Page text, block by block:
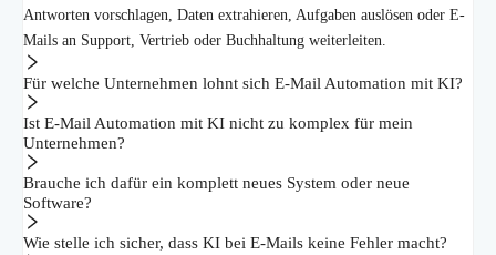
Antworten vorschlagen, Daten extrahieren, Aufgaben auslösen oder E-
Mails an Support, Vertrieb oder Buchhaltung weiterleiten.
Für welche Unternehmen lohnt sich E-Mail Automation mit KI?
Ist E-Mail Automation mit KI nicht zu komplex für mein
Unternehmen?
Brauche ich dafür ein komplett neues System oder neue
Software?
Wie stelle ich sicher, dass KI bei E-Mails keine Fehler macht?